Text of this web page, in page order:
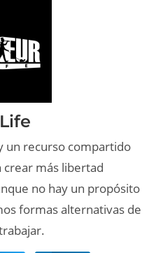
un recurso compartido
crear más libertad
no hay un propósito
formas alternativas de